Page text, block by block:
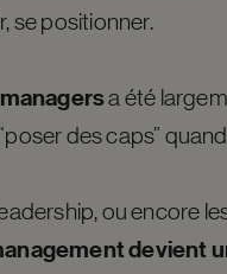
se positionner.
managersa été
des caps”
ou encore
devient